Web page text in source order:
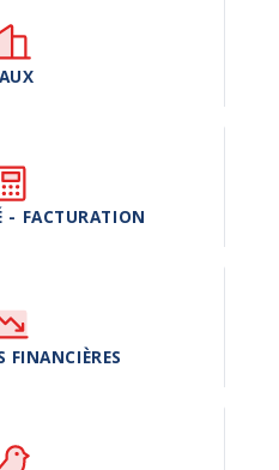
- FACTURATION
FINANCIÈRES